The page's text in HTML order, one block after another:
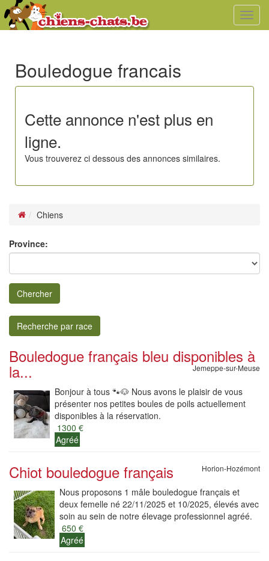
Bouledogue francais
Cette annonce n'est plus en
ligne.
Vous trouverez ci dessous des annonces similaires.
Chiens
Province:
Chercher
Recherche par race
Bouledogue français bleu disponibles à
la... Jemeppe-sur-Meuse
Bonjour à tous 🐾🐶 Nous avons le plaisir de vous
présenter nos petites boules de poils actuellement
disponibles à la réservation.
1300 €
Agréé
Chiot bouledogue français Horion-Hozémont
Nous proposons 1 mâle bouledogue français et
deux femelle né 22/11/2025 et 10/2025, élevés avec
soin au sein de notre élevage professionnel agréé.
650 €
Agréé